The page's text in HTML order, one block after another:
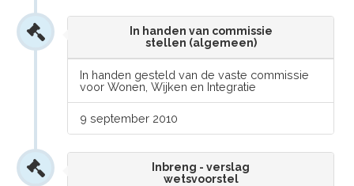
In handen van commissie
stellen (algemeen)
In handen gesteld van de vaste commissie
voor Wonen, Wijken en Integratie
9 september 2010
Inbreng - verslag
wetsvoorstel